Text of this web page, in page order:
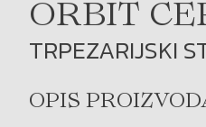
ORBIT
TRPEZARIJSKI
OPIS